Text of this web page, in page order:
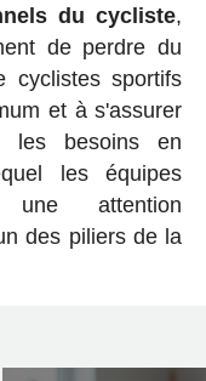
du cycliste,
de perdre du
cyclistes sportifs
et à s'assurer
les besoins en
les équipes
une attention
des piliers de la